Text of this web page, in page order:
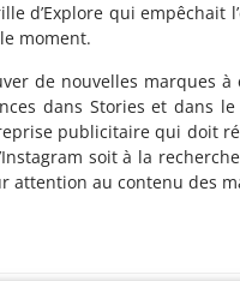
d’Explore qui
moment.
de nouvelles marques à
dans Stories et dans
publicitaire qui doit
soit à la
attention au contenu des